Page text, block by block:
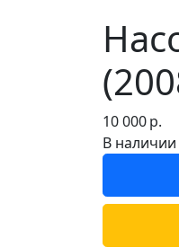
10 000р.
В наличии